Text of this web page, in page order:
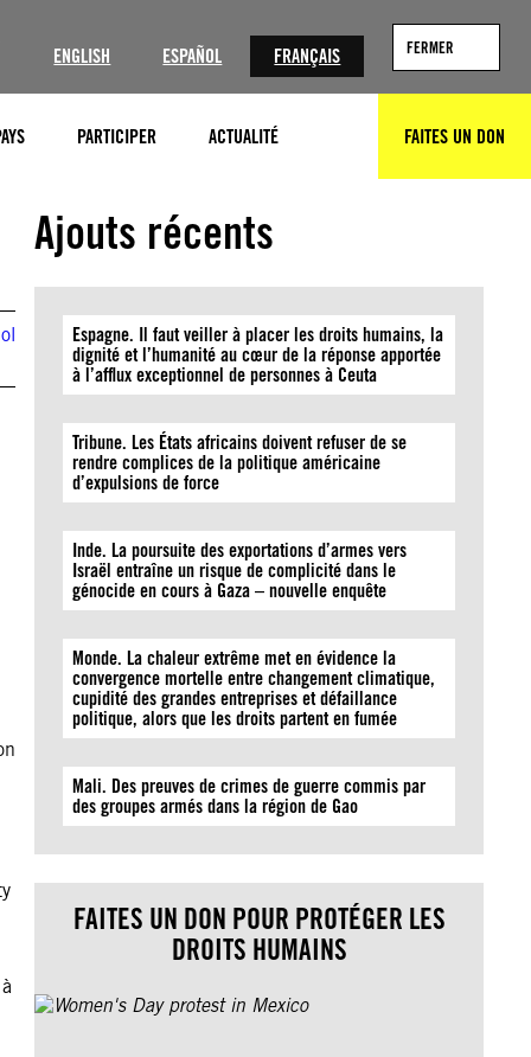
ENGLISH ESPAÑOL FRANÇAIS FERMER
PARTICIPER ACTUALITÉ RECHERCHERFAITES UN DON
Ajouts récents
Espagne. Il faut veiller à placer les droits humains, la
dignité et l’humanité au cœur de la réponse apportée
à l’afflux exceptionnel de personnes à Ceuta
Tribune. Les États africains doivent refuser de se
rendre complices de la politique américaine
d’expulsions de force
Inde. La poursuite des exportations d’armes vers
Israël entraîne un risque de complicité dans le
génocide en cours à Gaza – nouvelle enquête
Monde. La chaleur extrême met en évidence la
convergence mortelle entre changement climatique,
cupidité des grandes entreprises et défaillance
politique, alors que les droits partent en fumée
Mali. Des preuves de crimes de guerre commis par
des groupes armés dans la région de Gao
FAITES UN DON POUR PROTÉGER LES
DROITS HUMAINS